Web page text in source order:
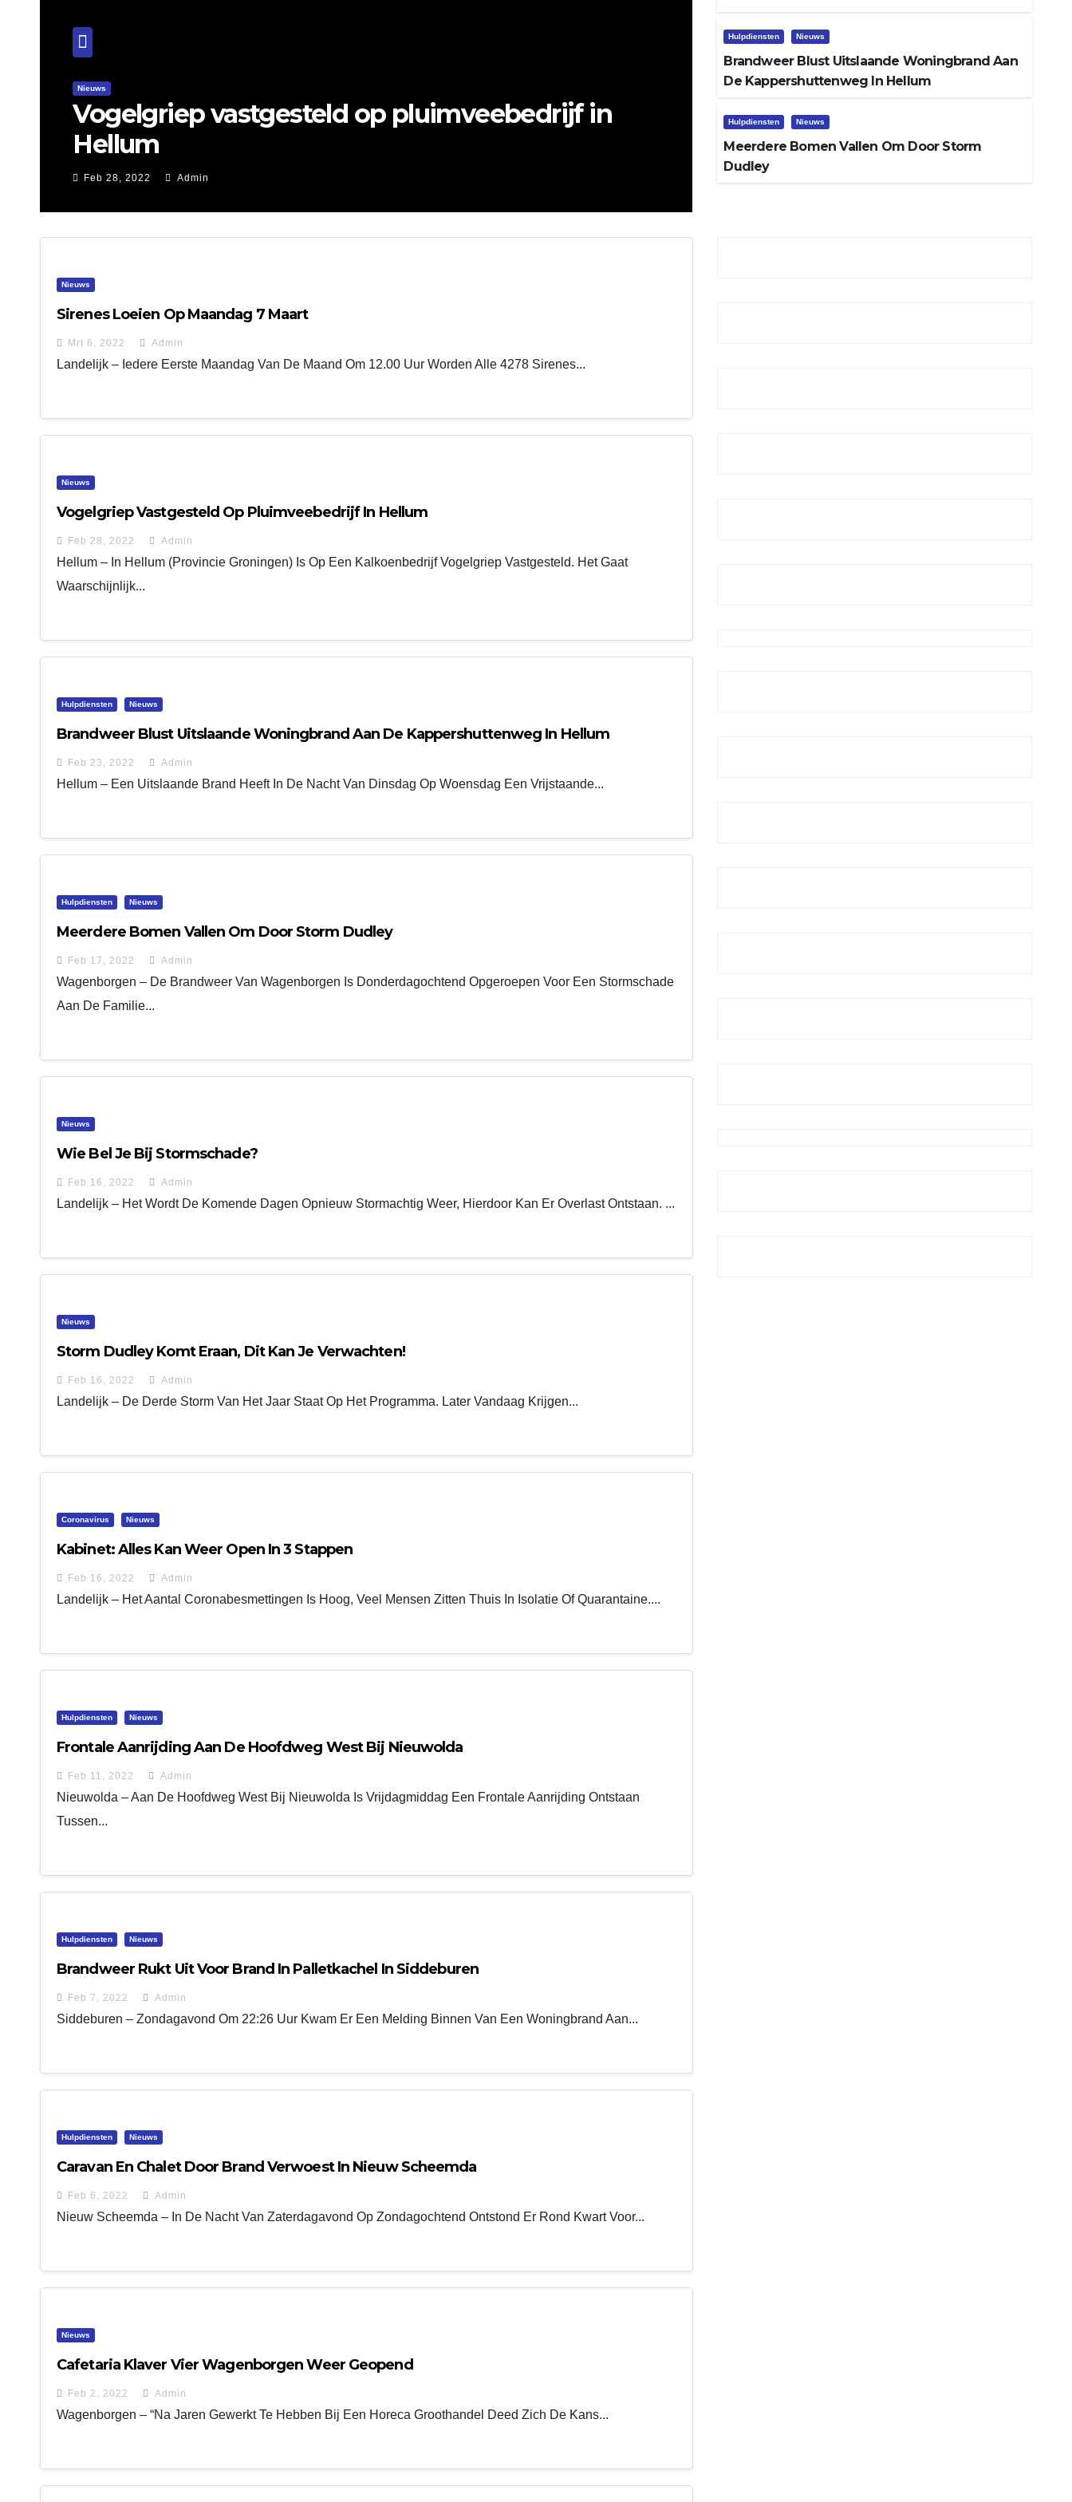
Hulpdiensten
Brandweer blust uitslaande woningbrand aan
de Kappershuttenweg in Hellum
Feb 23, 2022 Admin
Hulpdiensten Nieuws
Meerdere bomen vallen
Hulpdiensten Nieuws
Brandweer Blust Uitslaande Woningbrand Aan
De Kappershuttenweg In Hellum
Hulpdiensten Nieuws
Meerdere Bomen Vallen Om Door Storm
Dudley
Nieuws
Sirenes Loeien Op Maandag 7 Maart
Mrt 6, 2022 Admin
Landelijk – Iedere Eerste Maandag Van De Maand Om 12.00 Uur Worden Alle 4278 Sirenes...
Nieuws
Vogelgriep Vastgesteld Op Pluimveebedrijf In Hellum
Feb 28, 2022 Admin
Hellum – In Hellum (provincie Groningen) Is Op Een Kalkoenbedrijf Vogelgriep Vastgesteld. Het Gaat
Waarschijnlijk...
Hulpdiensten Nieuws
Brandweer Blust Uitslaande Woningbrand Aan De Kappershuttenweg In Hellum
Feb 23, 2022 Admin
Hellum – Een Uitslaande Brand Heeft In De Nacht Van Dinsdag Op Woensdag Een Vrijstaande...
Hulpdiensten Nieuws
Meerdere Bomen Vallen Om Door Storm Dudley
Feb 17, 2022 Admin
Wagenborgen – De Brandweer Van Wagenborgen Is Donderdagochtend Opgeroepen Voor Een Stormschade
Aan De Familie...
Nieuws
Wie Bel Je Bij Stormschade?
Feb 16, 2022 Admin
Landelijk – Het Wordt De Komende Dagen Opnieuw Stormachtig Weer, Hierdoor Kan Er Overlast Ontstaan. ...
Nieuws
Storm Dudley Komt Eraan, Dit Kan Je Verwachten!
Feb 16, 2022 Admin
Landelijk – De Derde Storm Van Het Jaar Staat Op Het Programma. Later Vandaag Krijgen...
Coronavirus Nieuws
Kabinet: Alles Kan Weer Open In 3 Stappen
Feb 16, 2022 Admin
Landelijk – Het Aantal Coronabesmettingen Is Hoog, Veel Mensen Zitten Thuis In Isolatie Of Quarantaine....
Hulpdiensten Nieuws
Frontale Aanrijding Aan De Hoofdweg West Bij Nieuwolda
Feb 11, 2022 Admin
Nieuwolda – Aan De Hoofdweg West Bij Nieuwolda Is Vrijdagmiddag Een Frontale Aanrijding Ontstaan
Tussen...
Hulpdiensten Nieuws
Brandweer Rukt Uit Voor Brand In Palletkachel In Siddeburen
Feb 7, 2022 Admin
Siddeburen – Zondagavond Om 22:26 Uur Kwam Er Een Melding Binnen Van Een Woningbrand Aan...
Hulpdiensten Nieuws
Caravan En Chalet Door Brand Verwoest In Nieuw Scheemda
Feb 6, 2022 Admin
Nieuw Scheemda – In De Nacht Van Zaterdagavond Op Zondagochtend Ontstond Er Rond Kwart Voor...
Nieuws
Cafetaria Klaver Vier Wagenborgen Weer Geopend
Feb 2, 2022 Admin
Wagenborgen – “Na Jaren Gewerkt Te Hebben Bij Een Horeca Groothandel Deed Zich De Kans...